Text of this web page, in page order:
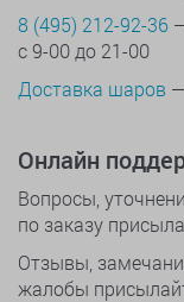
8 (495) 212-92-36
с 9-00 до 21-00
Доставка шаров
Онлайн
Вопросы,
по заказу
Отзывы,
жалобы